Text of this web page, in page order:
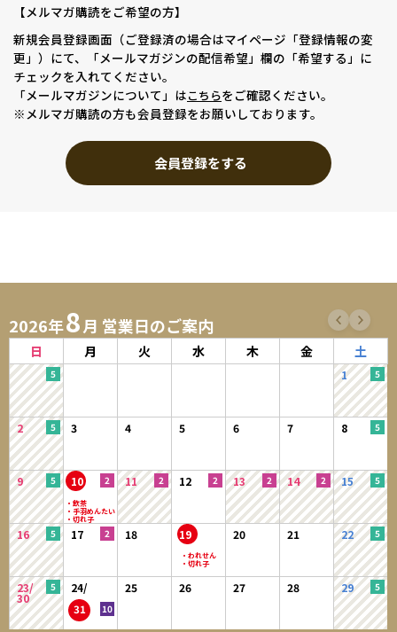
【メルマガ購読をご希望の方】
新規会員登録画面（ご登録済の場合はマイページ「登録情報の変
更」）にて、「メールマガジンの配信希望」欄の「希望する」に
チェックを入れてください。
「メールマガジンについて」はこちらをご確認ください。
※メルマガ購読の方も会員登録をお願いしております。
会員登録をする
2026年8月 営業日のご案内
日 月 火 水 木 金 土
1
2 3 4 5 6 7 8
9 10 11 12 13 14 15
16 17 18 19 20 21 22
23/
30
24/
31
25 26 27 28 29